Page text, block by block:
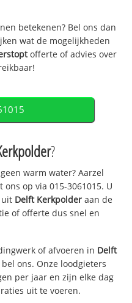
betekenen? Bel ons dan
wat de mogelijkheden
offerte of advies over
?
warm water? Aarzel
op via 015-3061015. U
uit Delft Kerkpolder aan de
of offerte dus snel en
of afvoeren in Delft
ons. Onze loodgieters
per jaar en zijn elke dag
uit te voeren.